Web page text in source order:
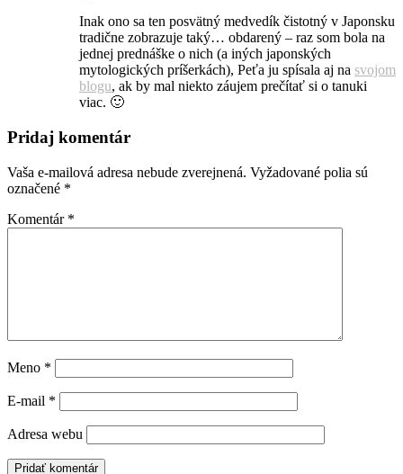
Inak ono sa ten posvätný medvedík čistotný v Japonsku
tradične zobrazuje taký… obdarený – raz som bola na
jednej prednáške o nich (a iných japonských
mytologických príšerkách), Peťa ju spísala aj na svojom
blogu, ak by mal niekto záujem prečítať si o tanuki
viac. 🙂
Pridaj komentár
Vaša e-mailová adresa nebude zverejnená. Vyžadované polia sú
označené *
Komentár *
Meno *
E-mail *
Adresa webu